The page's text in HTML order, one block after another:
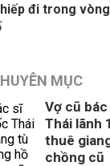
đi trong vòng
MỤC
Vợ cũ
Thái lãnh
thuê
chồng cũ